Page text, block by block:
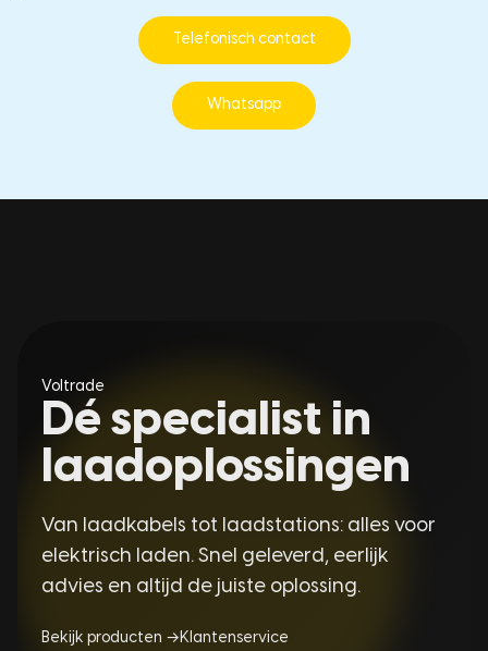
Telefonisch contact
Whatsapp
Voltrade
Dé specialist in
laadoplossingen
Van laadkabels tot laadstations: alles voor
elektrisch laden. Snel geleverd, eerlijk
advies en altijd de juiste oplossing.
Bekijk producten → Klantenservice